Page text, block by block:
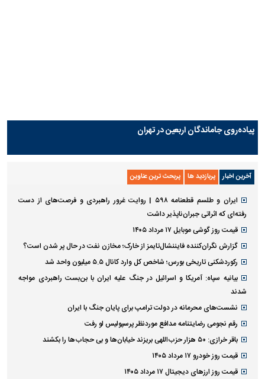
پیاده‌روی جاماندگان اربعین در تهران
آخرین اخبار پربازدید ها پربحث ترین عناوین
ایران و طلسم قطعنامه ۵۹۸ | روایت غرور راهبردی و فرصت‌های از دست
رفته‌ای که اثراتی جبران‌ناپذیر داشت
قیمت روز گوشی موبایل ۱۷ مرداد ۱۴۰۵
گزارش نگران‌کننده فایننشال‌تایمز از خارک؛ مخازن نفت در حال پر شدن است؟
رکوردشکنی تاریخی بورس؛ شاخص کل وارد کانال ۵.۵ میلیون واحد شد
بیانیه سپاه: آمریکا و اسرائیل در جنگ علیه ایران با بن‌بست راهبردی مواجه
شدند
نشست‌های محرمانه در دولت ترامپ برای پایان جنگ با ایران
رقم نجومی رضایتنامه مدافع موردنظر پرسپولیس لو رفت
باقر خرازی: ۵۰ هزار حزب‌اللهی بریزند خیابان‌ها و بی حجاب‌ها را بکشند
قیمت روز خودرو ۱۷ مرداد ۱۴۰۵
قیمت روز ارز‌های دیجیتال ۱۷ مرداد ۱۴۰۵